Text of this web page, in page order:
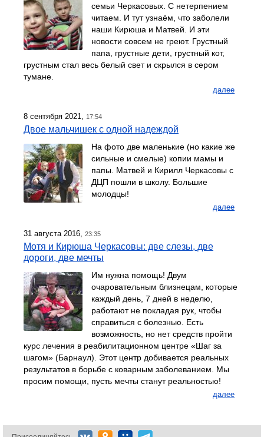
семьи Черкасовых. С нетерпением
читаем. И тут узнаём, что заболели
наши Кирюша и Матвей. И эти
новости совсем не греют. Грустный
папа, грустные дети, грустный кот,
грустным стал весь белый свет и скрылся в сером
тумане.
далее
8 сентября 2021, 17:54
Двое мальчишек с одной надеждой
На фото две маленькие (но какие же
сильные и смелые) копии мамы и
папы. Матвей и Кирилл Черкасовы с
ДЦП пошли в школу. Большие
молодцы!
далее
31 августа 2016, 23:35
Мотя и Кирюша Черкасовы: две слезы, две
дороги, две мечты
Им нужна помощь! Двум
очаровательным близнецам, которые
каждый день, 7 дней в неделю,
работают не покладая рук, чтобы
справиться с болезнью. Есть
возможность, но нет средств пройти
курс лечения в реабилитационном центре «Шаг за
шагом» (Барнаул). Этот центр добивается реальных
результатов в борьбе с коварным заболеванием. Мы
просим помощи, пусть мечты станут реальностью!
далее